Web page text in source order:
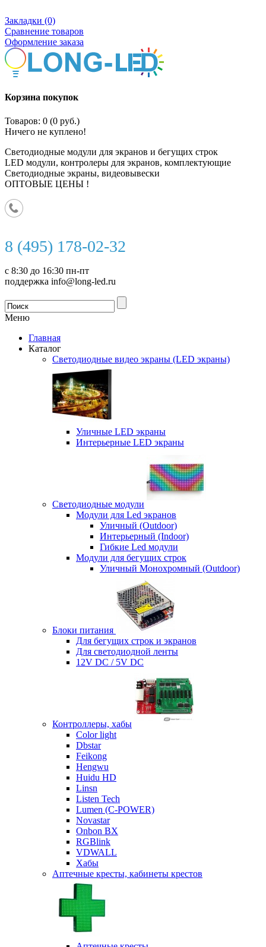
Закладки (0)
Сравнение товаров
Оформление заказа
Корзина покупок
Товаров: 0 (0 руб.)
Ничего не куплено!
Светодиодные модули для экранов и бегущих строк
LED модули, контролеры для экранов, комплектующие
Светодиодные экраны, видеовывески
ОПТОВЫЕ ЦЕНЫ !
8 (495) 178-02-32
с 8:30 до 16:30 пн-пт
поддержка info@long-led.ru
Меню
Главная
Каталог
Светодиодные видео экраны (LED экраны)
Уличные LED экраны
Интерьерные LED экраны
Светодиодные модули
Модули для Led экранов
Уличный (Outdoor)
Интерьерный (Indoor)
Гибкие Led модули
Модули для бегущих строк
Уличный Монохромный (Outdoor)
Блоки питания
Для бегущих строк и экранов
Для светодиодной ленты
12V DC / 5V DC
Контроллеры, хабы
Color light
Dbstar
Feikong
Hengwu
Huidu HD
Linsn
Listen Tech
Lumen (С-POWER)
Novastar
Onbon BX
RGBlink
VDWALL
Хабы
Аптечные кресты, кабинеты крестов